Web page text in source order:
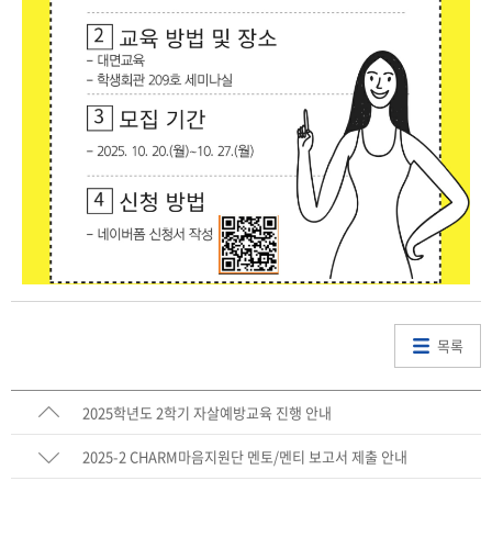
목록
2025학년도 2학기 자살예방교육 진행 안내
2025-2 CHARM마음지원단 멘토/멘티 보고서 제출 안내